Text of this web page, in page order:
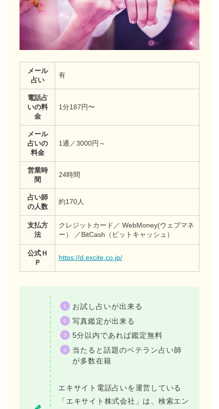
メール
占い
有
電話占
いの料
金
1分187円〜
メール
占いの
料金
1通／3000円～
営業時
間
24時間
占い師
の人数
約170人
支払方
法
クレジットカード／ WebMoney(ウェブマネ
ー） ／BitCash（ビットキャッシュ）
公式Ｈ
Ｐ
https://d.excite.co.jp/
お試し占いが出来る
写真鑑定が出来る
5分以内であれば鑑定無料
当たると話題のベテラン占い師
が多数在籍
エキサイト電話占いを運営している
「エキサイト株式会社」は、検索エン